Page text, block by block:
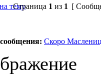
Страница 1 из 1 [
Скоро